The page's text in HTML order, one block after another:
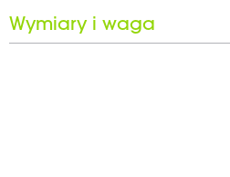
Wymiary i waga